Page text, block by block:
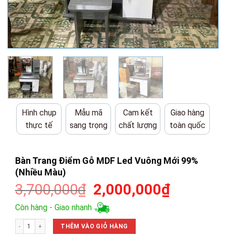
Hình chụp
thực tế
Mẫu mã
sang trọng
Cam kết
chất lượng
Giao hàng
toàn quốc
Bàn Trang Điểm Gỗ MDF Led Vuông Mới 99%
(Nhiều Màu)
3,700,000₫ Giá
gốc
là:
3,700,000₫.
2,000,000₫Giá
Còn hàng - Giao nhanh
Bàn Trang Điểm Gỗ MDF Led Vuông Mới 99% (Nhiều Màu) số lượng
THÊM VÀO GIỎ HÀNG